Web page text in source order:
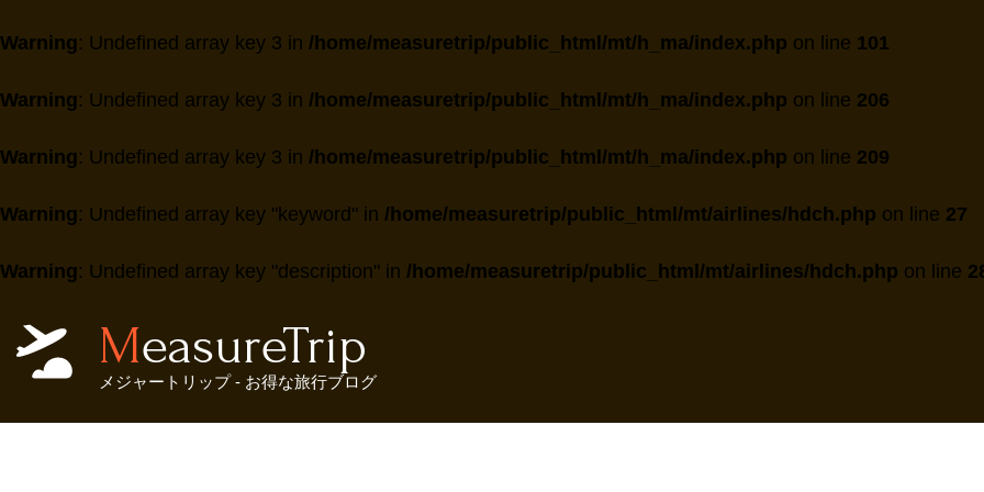
Warning: Undefined array key 3 in /home/measuretrip/public_html/mt/h_ma/index.php on line 101
Warning: Undefined array key 3 in /home/measuretrip/public_html/mt/h_ma/index.php on line 206
Warning: Undefined array key 3 in /home/measuretrip/public_html/mt/h_ma/index.php on line 209
Warning: Undefined array key "keyword" in /home/measuretrip/public_html/mt/airlines/hdch.php on line 27
Warning: Undefined array key "description" in /home/measuretrip/public_html/mt/airlines/hdch.php on line
MeasureTrip
メジャートリップ - お得な旅行ブログ